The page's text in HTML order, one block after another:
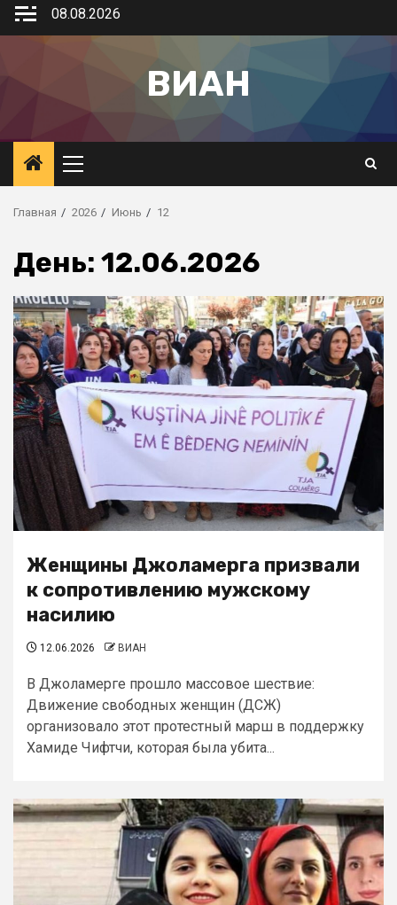
08.08.2026
ВИАН
Главная 2026 Июнь 12
День: 12.06.2026
Женщины Джоламерга призвали
к сопротивлению мужскому
насилию
12.06.2026 ВИАН
В Джоламерге прошло массовое шествие:
Движение свободных женщин (ДСЖ)
организовало этот протестный марш в поддержку
Хамиде Чифтчи, которая была убита...